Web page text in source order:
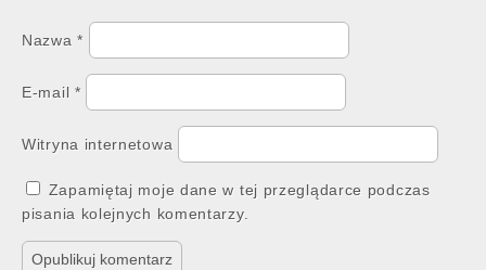
Nazwa*
E-mail *
Witryna internetowa
Zapamiętaj moje dane w tej przeglądarce podczas
pisania kolejnych komentarzy.